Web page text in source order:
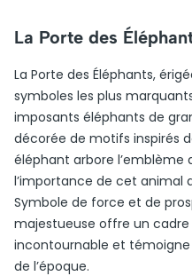
La Porte des
La Porte des Éléphants,
symboles les plus
imposants éléphants de
décorée de motifs inspirés
éléphant arbore l’emblème
l’importance de cet animal
Symbole de force et de
majestueuse offre un
incontournable et
de l’époque.